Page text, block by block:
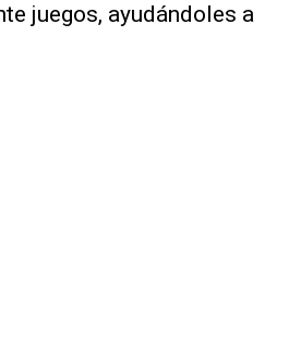
juegos, ayudándoles a